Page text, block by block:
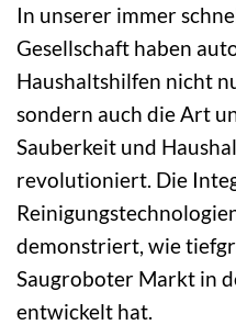
In unserer immer
Gesellschaft haben
Haushaltshilfen nicht
sondern auch die Art
Sauberkeit und
revolutioniert. Die
demonstriert, wie
Saugroboter Markt in
entwickelt hat.